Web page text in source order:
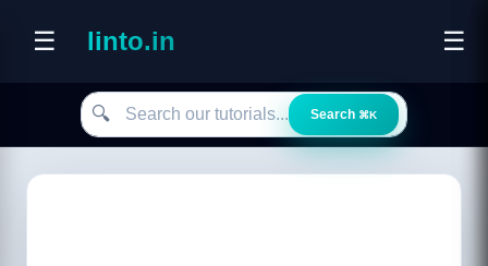
☰ linto.in ☰
Search our tutorials
🔍 Search ⌘K